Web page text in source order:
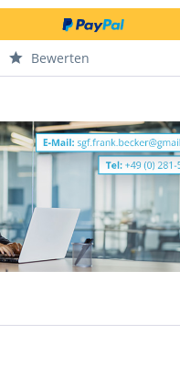
Bewerten